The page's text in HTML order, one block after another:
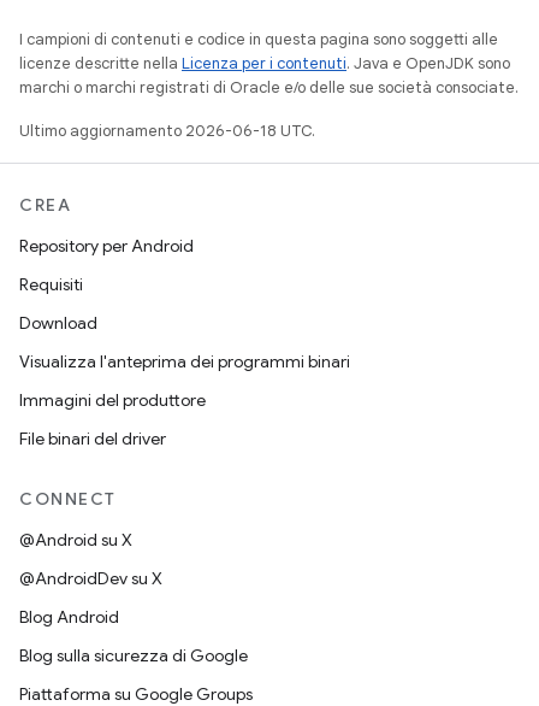
I campioni di contenuti e codice in questa pagina sono soggetti alle
licenze descritte nella Licenza per i contenuti. Java e OpenJDK sono
marchi o marchi registrati di Oracle e/o delle sue società consociate.
Ultimo aggiornamento 2026-06-18 UTC.
CREA
Repository per Android
Requisiti
Download
Visualizza l'anteprima dei programmi binari
Immagini del produttore
File binari del driver
CONNECT
@Android su X
@AndroidDev su X
Blog Android
Blog sulla sicurezza di Google
Piattaforma su Google Groups